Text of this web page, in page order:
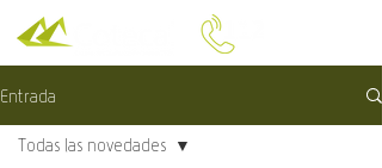
Entrada
Todas las novedades